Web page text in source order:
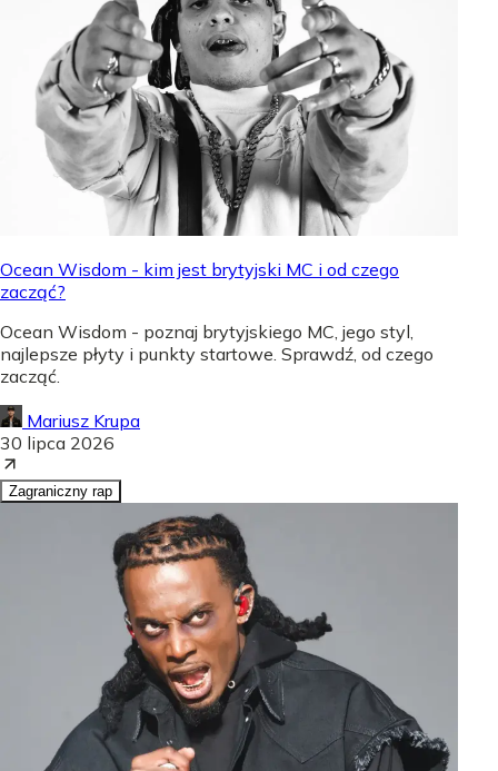
Ocean Wisdom - kim jest brytyjski MC i od czego
zacząć?
Ocean Wisdom - poznaj brytyjskiego MC, jego styl,
najlepsze płyty i punkty startowe. Sprawdź, od czego
zacząć.
Mariusz Krupa
30 lipca 2026
Zagraniczny rap